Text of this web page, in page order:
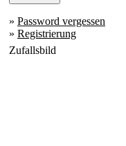
» Password vergessen
» Registrierung
Zufallsbild